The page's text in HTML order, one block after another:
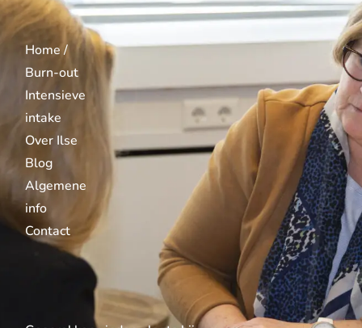
Home /
Burn-out
Intensieve
intake
Over Ilse
Blog
Algemene
info
Contact